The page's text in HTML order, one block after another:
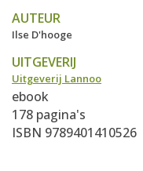
AUTEUR
Ilse D'hooge
UITGEVERIJ
Uitgeverij Lannoo
ebook
178 pagina's
ISBN 9789401410526